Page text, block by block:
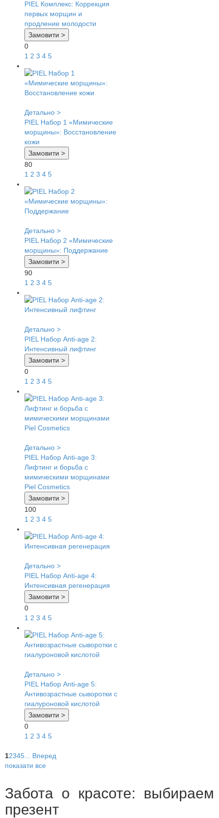
PIEL Комплекс: Коррекция
первых морщин и
продление молодости
Замовити >
0
1 2 3 4 5
Детально >
PIEL Набор 1 «Мимические
морщины»: Восстановление
кожи
Замовити >
80
1 2 3 4 5
Детально >
PIEL Набор 2 «Мимические
морщины»: Поддержание
Замовити >
90
1 2 3 4 5
Детально >
PIEL Набор Anti-age 2:
Интенсивный лифтинг
Замовити >
0
1 2 3 4 5
Детально >
PIEL Набор Anti-age 3:
Лифтинг и борьба с
мимическими морщинами
Piel Cosmetics
Замовити >
100
1 2 3 4 5
Детально >
PIEL Набор Anti-age 4:
Интенсивная регенерация
Замовити >
0
1 2 3 4 5
Детально >
PIEL Набор Anti-age 5:
Антивозрастные сыворотки с
гиалуроновой кислотой
Замовити >
0
1 2 3 4 5
12345
Вперед
показати все
Забота о красоте: выбираем
презент